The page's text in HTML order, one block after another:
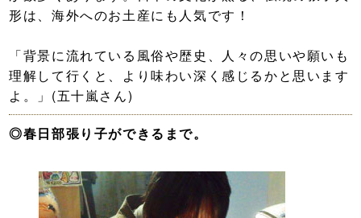
形は、海外へのお土産にも人気です！
「背景に流れている風俗や歴史、人々の思いや願いも
理解して行くと、より味わい深く感じるかと思います
よ。」(五十嵐さん)
◎春日部張り子ができるまで。